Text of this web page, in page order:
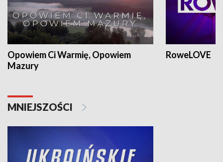
Opowiem Ci Warmię, Opowiem
Mazury
RoweLOVE
MNIEJSZOŚCI